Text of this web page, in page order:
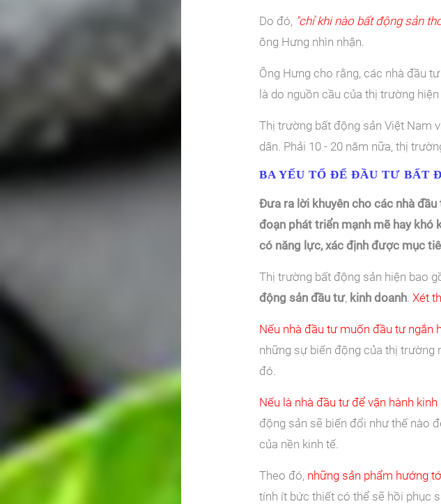
Do đó, "chỉ khi nào bất động sản
ông Hưng nhìn nhận.
Ông Hưng cho rằng, các nhà đầu
là do nguồn cầu của thị trường
Thị trường bất động sản Việt Nam
dân. Phải 10 - 20 năm nữa, thị
BA YẾU TỐ ĐỂ ĐẦU TƯ BẤT
Đưa ra lời khuyên cho các nhà
đoạn phát triển mạnh mẽ hay khó
có năng lực, xác định được mục
Thị trường bất động sản hiện bao
động sản đầu tư, kinh doanh. Xét
Nếu nhà đầu tư muốn đầu tư ngắn
những sự biến động của thị trường
đó.
Nếu là nhà đầu tư để vận hành kinh
động sản sẽ biến đổi như thế nào
của nền kinh tế.
Theo đó, những sản phẩm hướng
tính ít bức thiết có thể sẽ hồi phục